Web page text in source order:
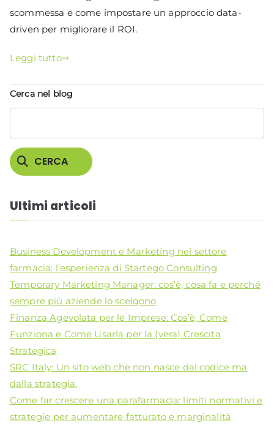
scommessa e come impostare un approccio data-
driven per migliorare il ROI.
Leggi tutto
Cerca nel blog
CERCA
Ultimi articoli
Business Development e Marketing nel settore
farmacia: l’esperienza di Startego Consulting
Temporary Marketing Manager: cos’è, cosa fa e perché
sempre più aziende lo scelgono
Finanza Agevolata per le Imprese: Cos’è, Come
Funziona e Come Usarla per la (vera) Crescita
Strategica
SRC Italy: Un sito web che non nasce dal codice ma
dalla strategia.
Come far crescere una parafarmacia: limiti normativi e
strategie per aumentare fatturato e marginalità